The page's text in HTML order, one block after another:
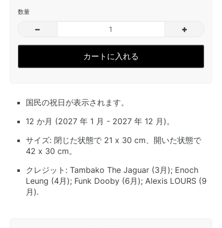
数量
– +
カートに入れる
国民の祝日が表示されます。
12 か月 (2027 年 1 月 - 2027 年 12 月)。
サイズ: 閉じた状態で 21 x 30 cm、開いた状態で
42 x 30 cm。
クレジット: Tambako The Jaguar (3月); Enoch
Leung (4月); Funk Dooby (6月); Alexis LOURS (9
月).